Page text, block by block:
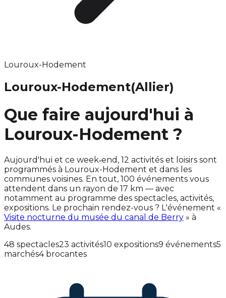
Louroux-Hodement
Louroux-Hodement(Allier)
Que faire aujourd'hui à
Louroux-Hodement ?
Aujourd'hui et ce week‑end, 12 activités et loisirs sont
programmés à Louroux-Hodement et dans les
communes voisines. En tout, 100 événements vous
attendent dans un rayon de 17 km — avec
notamment au programme des spectacles, activités,
expositions. Le prochain rendez-vous ? L'événement «
Visite nocturne du musée du canal de Berry » à
Audes.
48 spectacles23 activités10 expositions9 événements5
marchés4 brocantes